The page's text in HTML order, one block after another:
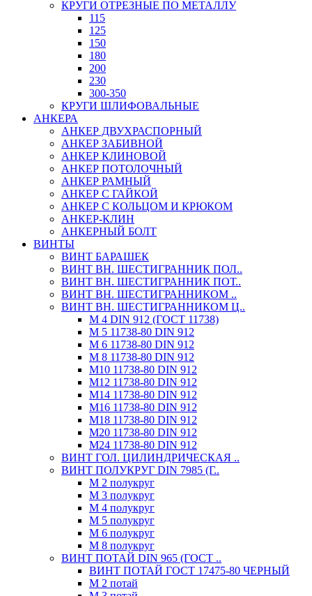
КРУГИ ОТРЕЗНЫЕ ПО МЕТАЛЛУ
115
125
150
180
200
230
300-350
КРУГИ ШЛИФОВАЛЬНЫЕ
АНКЕРА
АНКЕР ДВУХРАСПОРНЫЙ
АНКЕР ЗАБИВНОЙ
АНКЕР КЛИНОВОЙ
АНКЕР ПОТОЛОЧНЫЙ
АНКЕР РАМНЫЙ
АНКЕР С ГАЙКОЙ
АНКЕР С КОЛЬЦОМ И КРЮКОМ
АНКЕР-КЛИН
АНКЕРНЫЙ БОЛТ
ВИНТЫ
ВИНТ БАРАШЕК
ВИНТ ВН. ШЕСТИГРАННИК ПОЛ..
ВИНТ ВН. ШЕСТИГРАННИК ПОТ..
ВИНТ ВН. ШЕСТИГРАННИКОМ ..
ВИНТ ВН. ШЕСТИГРАННИКОМ Ц..
М 4 DIN 912 (ГОСТ 11738)
М 5 11738-80 DIN 912
М 6 11738-80 DIN 912
М 8 11738-80 DIN 912
М10 11738-80 DIN 912
М12 11738-80 DIN 912
М14 11738-80 DIN 912
М16 11738-80 DIN 912
М18 11738-80 DIN 912
М20 11738-80 DIN 912
М24 11738-80 DIN 912
ВИНТ ГОЛ. ЦИЛИНДРИЧЕСКАЯ ..
ВИНТ ПОЛУКРУГ DIN 7985 (Г..
М 2 полукруг
М 3 полукруг
М 4 полукруг
М 5 полукруг
М 6 полукруг
М 8 полукруг
ВИНТ ПОТАЙ DIN 965 (ГОСТ ..
ВИНТ ПОТАЙ ГОСТ 17475-80 ЧЕРНЫЙ
М 2 потай